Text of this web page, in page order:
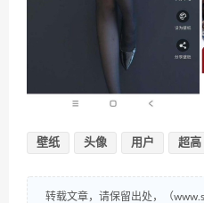
壁纸 头像 用户 超高
转载文章，请保留出处，（